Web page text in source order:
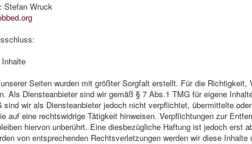
Stefan Wruck
Seiten wurden mit größter Sorgfalt erstellt. Für die
Als Diensteanbieter sind wir gemäß § 7 Abs.1 TMG für eigene
sind wir als Diensteanbieter jedoch nicht verpflichtet, übermittelte
auf eine rechtswidrige Tätigkeit hinweisen. Verpflichtungen zur
hiervon unberührt. Eine diesbezügliche Haftung ist jedoch
von entsprechenden Rechtsverletzungen werden wir diese Inhalte